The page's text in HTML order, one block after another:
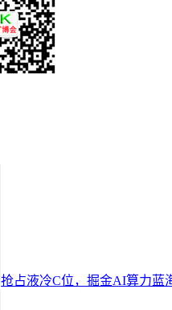
抢占液冷C位，掘金AI算力蓝